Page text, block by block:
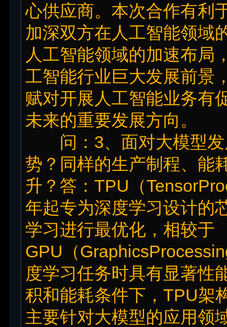
心供应商。本次合作有利
加深双方在人工智能领域
人工智能领域的加速布局
工智能行业巨大发展前景
赋对开展人工智能业务有
未来的重要发展方向。
问：3、面对大模型发
势？同样的生产制程、能
升？答：TPU（
年起专为深度学习设计的
学习进行最优化，相较于
GPU（
度学习任务时具有显著性
积和能耗条件下，TPU架
主要针对大模型的应用领